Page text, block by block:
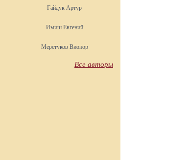
Гайдук Артур
Имиш Евгений
Меретуков Вионор
Все авторы